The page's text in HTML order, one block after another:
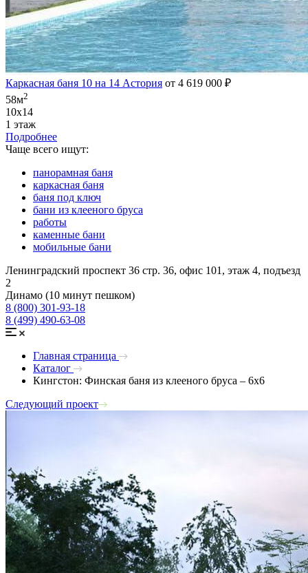
Каркасная баня 10 на 14 Астория от 4 619 000 ₽
58м2
10х14
1 этаж
Подробнее
Чаще всего ищут:
панорамная баня
каркасная баня
баня под ключ
бани из клееного бруса
работы
каменные бани
мобильные бани
Ленинградский проспект 36 стр. 36, офис 101, этаж 4, подъезд
2
Динамо (10 минут пешком)
8 (800) 301-93-18
8 (499) 490-63-08
Главная страница
Каталог
Кингстон: Финская баня из клееного бруса – 6х6
Следующий проект